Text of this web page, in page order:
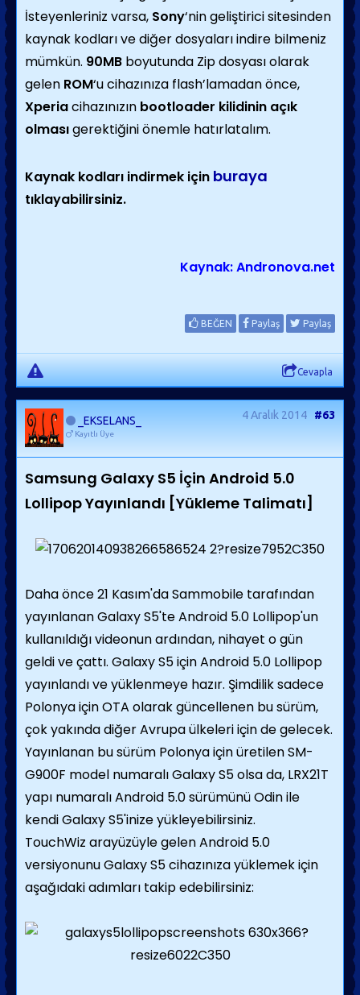
İsteyenleriniz varsa, Sony‘nin geliştirici sitesinden
kaynak kodları ve diğer dosyaları indire bilmeniz
mümkün. 90MB boyutunda Zip dosyası olarak
gelen ROM‘u cihazınıza flash’lamadan önce,
Xperiacihazınızın bootloader kilidinin açık
olmasıgerektiğini önemle hatırlatalım.
Kaynak kodları indirmek için buraya
tıklayabilirsiniz.
Kaynak: Andronova.net
BEĞEN Paylaş Paylaş
Cevapla
_EKSELANS_
Kayıtlı Üye
4 Aralık 2014 #63
Samsung Galaxy S5 İçin Android 5.0
Lollipop Yayınlandı [Yükleme Talimatı]
Daha önce 21 Kasım'da Sammobile tarafından
yayınlanan Galaxy S5'te Android 5.0 Lollipop'un
kullanıldığı videonun ardından, nihayet o gün
geldi ve çattı. Galaxy S5 için Android 5.0 Lollipop
yayınlandı ve yüklenmeye hazır. Şimdilik sadece
Polonya için OTA olarak güncellenen bu sürüm,
çok yakında diğer Avrupa ülkeleri için de gelecek.
Yayınlanan bu sürüm Polonya için üretilen SM-
G900F model numaralı Galaxy S5 olsa da, LRX21T
yapı numaralı Android 5.0 sürümünü Odin ile
kendi Galaxy S5'inize yükleyebilirsiniz.
TouchWiz arayüzüyle gelen Android 5.0
versiyonunu Galaxy S5 cihazınıza yüklemek için
aşağıdaki adımları takip edebilirsiniz: